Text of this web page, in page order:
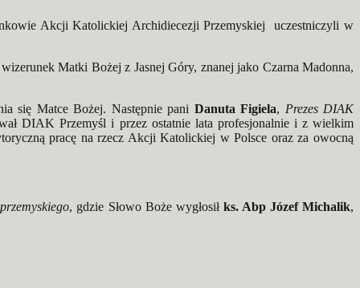
Akcji Katolickiej Archidiecezji Przemyskiej uczestniczyli w
Matki Bożej z Jasnej Góry, znanej jako Czarna Madonna,
się Matce Bożej. Następnie pani Danuta Figiela, Prezes DIAK
DIAK Przemyśl i przez ostatnie lata profesjonalnie i z wielkim
pracę na rzecz Akcji Katolickiej w Polsce oraz za owocną
, gdzie Słowo Boże wygłosił ks. Abp Józef Michalik,